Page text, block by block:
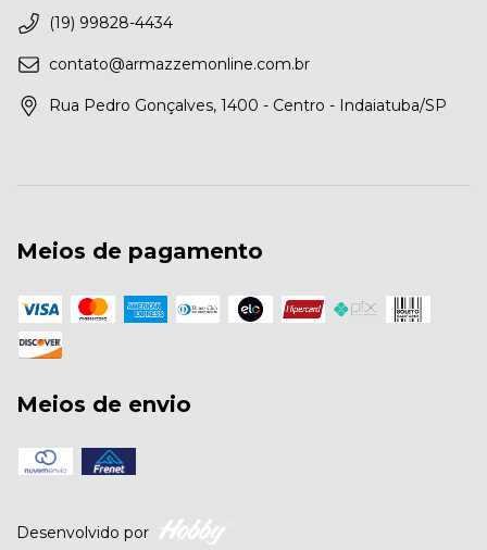
(19) 99828-4434
contato@armazzemonline.com.br
Rua Pedro Gonçalves, 1400 - Centro - Indaiatuba/SP
Meios de pagamento
Meios de envio
Desenvolvido por